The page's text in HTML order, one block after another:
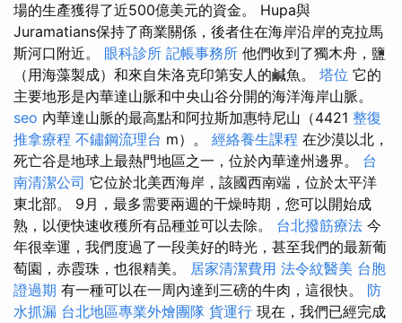
場的生產獲得了近500億美元的資金。 Hupa與
Juramatians保持了商業關係，後者住在海岸沿岸的克拉馬
斯河口附近。 眼科診所 記帳事務所 他們收到了獨木舟，鹽
（用海藻製成）和來自朱洛克印第安人的鹹魚。 塔位 它的
主要地形是內華達山脈和中央山谷分開的海洋海岸山脈。
seo 內華達山脈的最高點和阿拉斯加惠特尼山（4421 整復
推拿療程 不鏽鋼流理台 m）。 經絡養生課程 在沙漠以北，
死亡谷是地球上最熱門地區之一，位於內華達州邊界。 台
南清潔公司 它位於北美西海岸，該國西南端，位於太平洋
東北部。 9月，最多需要兩週的干燥時期，您可以開始成
熟，以便快速收穫所有品種並可以去除。 台北撥筋療法 今
年很幸運，我們度過了一段美好的時光，甚至我們的最新葡
萄園，赤霞珠，也很精美。 居家清潔費用 法令紋醫美 台胞
證過期 有一種可以在一周內達到三磅的牛肉，這很快。 防
水抓漏 台北地區專業外燴團隊 貨運行 現在，我們已經完成